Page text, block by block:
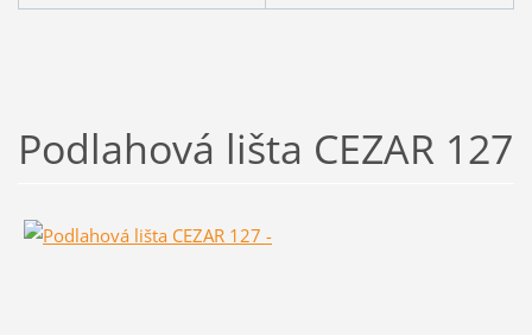
Podlahová lišta CEZAR 127